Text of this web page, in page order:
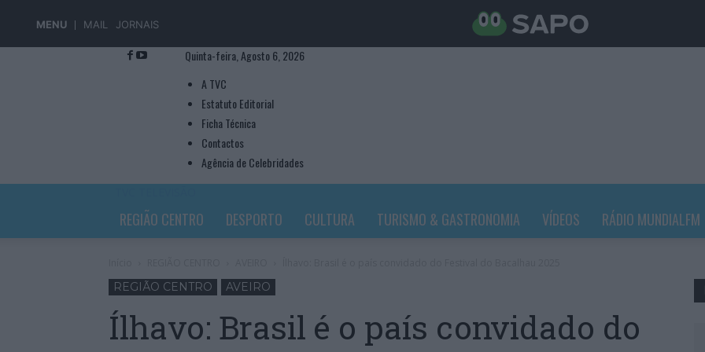
MENU MAIL JORNAIS
Quinta-feira, Agosto 6, 2026
A TVC
Estatuto Editorial
Ficha Técnica
Contactos
Agência de Celebridades
REGIÃO CENTRO DESPORTO CULTURA TURISMO & GASTRONOMIA VÍDEOS RÁDIO MUNDIALFM
REGIÃO CENTRO AVEIRO
Ílhavo: Brasil é o país convidado do